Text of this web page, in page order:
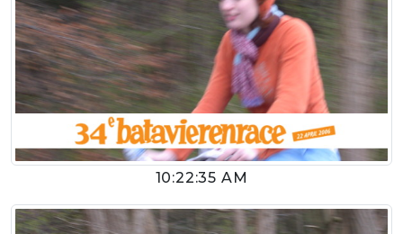
10:22:35 AM